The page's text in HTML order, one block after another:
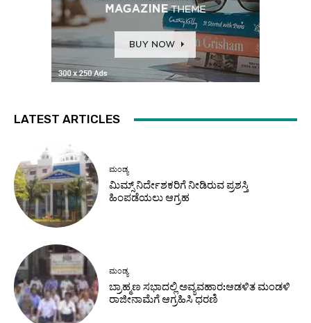
LATEST ARTICLES
ಮಂಡ್ಯ
ಮಿಮ್ಸ್ ನಿರ್ದೇಶಕರಿಗೆ ನೀಡಿರುವ ಪ್ರಶಸ್ತಿ
ಹಿಂಪಡೆಯಲು ಆಗ್ರಹ
ಮಂಡ್ಯ
ಬ್ರಾಹ್ಮಣ ಸಭಾದಲ್ಲಿ ಅವ್ಯವಹಾರ:ಆಡಳಿತ ಮಂಡಳಿ
ರಾಜೀನಾಮೆಗೆ ಆಗ್ರಹಿಸಿ ಧರಣಿ